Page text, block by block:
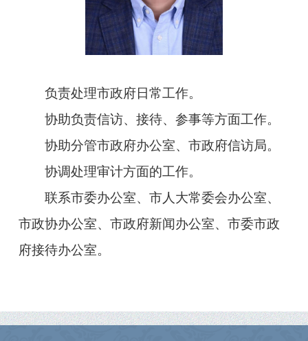
负责处理市政府日常工作。
协助负责信访、接待、参事等方面工作。
协助分管市政府办公室、市政府信访局。
协调处理审计方面的工作。
联系市委办公室、市人大常委会办公室、
市政协办公室、市政府新闻办公室、市委市政
府接待办公室。